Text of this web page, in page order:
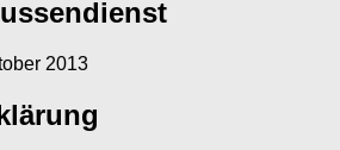
2013